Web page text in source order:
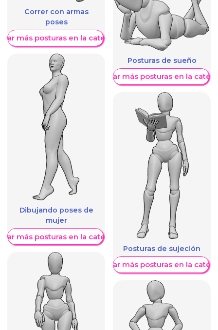
Correr con armas
poses
más posturas en la categoría
Dibujando poses de
mujer
más posturas en la categoría
Posturas de sueño
Mostrar más posturas en la
Posturas de sujeción
Mostrar más posturas en la